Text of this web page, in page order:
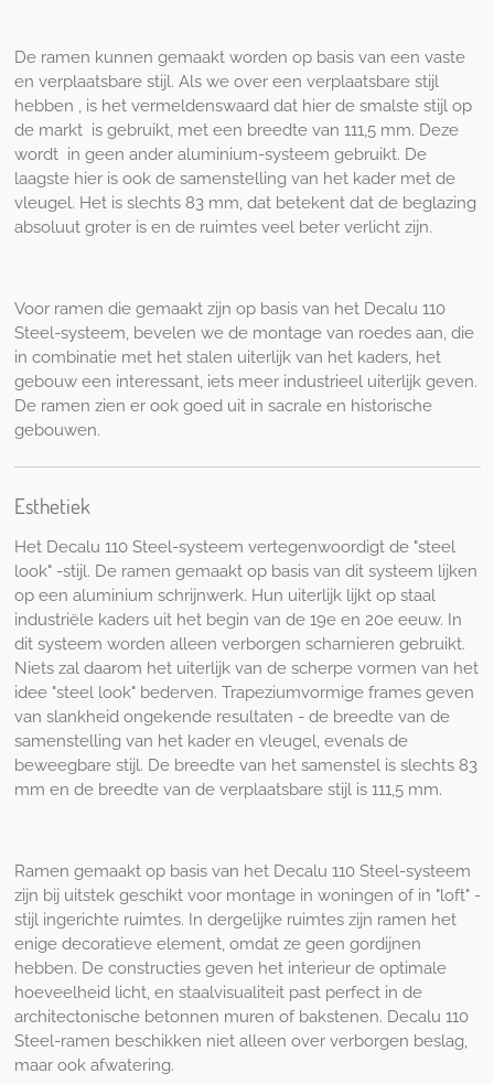
De ramen kunnen gemaakt worden op basis van een vaste
en verplaatsbare stijl. Als we over een verplaatsbare stijl
hebben , is het vermeldenswaard dat hier de smalste stijl op
de markt is gebruikt, met een breedte van 111,5 mm. Deze
wordt in geen ander aluminium-systeem gebruikt. De
laagste hier is ook de samenstelling van het kader met de
vleugel. Het is slechts 83 mm, dat betekent dat de beglazing
absoluut groter is en de ruimtes veel beter verlicht zijn.
Voor ramen die gemaakt zijn op basis van het Decalu 110
Steel-systeem, bevelen we de montage van roedes aan, die
in combinatie met het stalen uiterlijk van het kaders, het
gebouw een interessant, iets meer industrieel uiterlijk geven.
De ramen zien er ook goed uit in sacrale en historische
gebouwen.
Esthetiek
Het Decalu 110 Steel-systeem vertegenwoordigt de "steel
look" -stijl. De ramen gemaakt op basis van dit systeem lijken
op een aluminium schrijnwerk. Hun uiterlijk lijkt op staal
industriële kaders uit het begin van de 19e en 20e eeuw. In
dit systeem worden alleen verborgen scharnieren gebruikt.
Niets zal daarom het uiterlijk van de scherpe vormen van het
idee "steel look" bederven. Trapeziumvormige frames geven
van slankheid ongekende resultaten - de breedte van de
samenstelling van het kader en vleugel, evenals de
beweegbare stijl. De breedte van het samenstel is slechts 83
mm en de breedte van de verplaatsbare stijl is 111,5 mm.
Ramen gemaakt op basis van het Decalu 110 Steel-systeem
zijn bij uitstek geschikt voor montage in woningen of in "loft" -
stijl ingerichte ruimtes. In dergelijke ruimtes zijn ramen het
enige decoratieve element, omdat ze geen gordijnen
hebben. De constructies geven het interieur de optimale
hoeveelheid licht, en staalvisualiteit past perfect in de
architectonische betonnen muren of bakstenen. Decalu 110
Steel-ramen beschikken niet alleen over verborgen beslag,
maar ook afwatering.